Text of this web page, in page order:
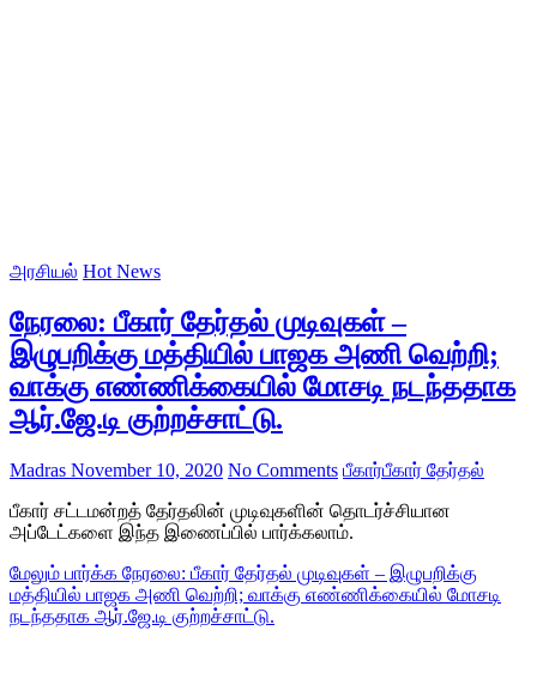
அரசியல் Hot News
நேரலை: பீகார் தேர்தல் முடிவுகள் –
இழுபறிக்கு மத்தியில் பாஜக அணி வெற்றி;
வாக்கு எண்ணிக்கையில் மோசடி நடந்ததாக
ஆர்.ஜே.டி குற்றச்சாட்டு.
Madras November 10, 2020 No Comments பீகார்பீகார் தேர்தல்
பீகார் சட்டமன்றத் தேர்தலின் முடிவுகளின் தொடர்ச்சியான
அப்டேட்களை இந்த இணைப்பில் பார்க்கலாம்.
மேலும் பார்க்க நேரலை: பீகார் தேர்தல் முடிவுகள் – இழுபறிக்கு
மத்தியில் பாஜக அணி வெற்றி; வாக்கு எண்ணிக்கையில் மோசடி
நடந்ததாக ஆர்.ஜே.டி குற்றச்சாட்டு.